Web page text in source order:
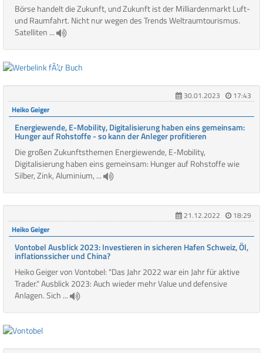
Börse handelt die Zukunft, und Zukunft ist der Milliardenmarkt Luft-
und Raumfahrt. Nicht nur wegen des Trends Weltraumtourismus.
Satelliten ...
30.01.2023
17:43
Heiko Geiger
Energiewende, E-Mobility, Digitalisierung haben eins gemeinsam:
Hunger auf Rohstoffe - so kann der Anleger profitieren
Die großen Zukunftsthemen Energiewende, E-Mobility,
Digitalisierung haben eins gemeinsam: Hunger auf Rohstoffe wie
Silber, Zink, Aluminium, ...
21.12.2022
18:29
Heiko Geiger
Vontobel Ausblick 2023: Investieren in sicheren Hafen Schweiz, Öl,
inflationssicher und China?
Heiko Geiger von Vontobel: "Das Jahr 2022 war ein Jahr für aktive
Trader." Ausblick 2023: Auch wieder mehr Value und defensive
Anlagen. Sich ...